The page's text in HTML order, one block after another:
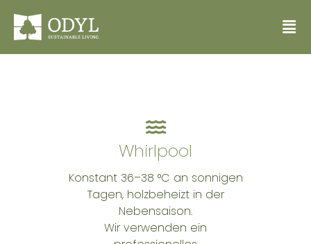
Whirlpool
Konstant 36–38 °C an sonnigen
Tagen, holzbeheizt in der
Nebensaison.
Wir verwenden ein